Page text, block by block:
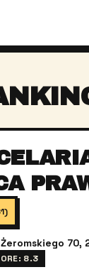
)
70,
8.3